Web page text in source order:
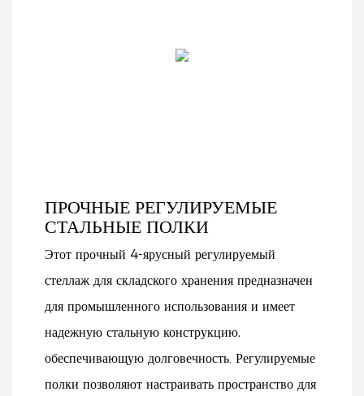
ПРОЧНЫЕ РЕГУЛИРУЕМЫЕ
СТАЛЬНЫЕ ПОЛКИ
Этот прочный 4-ярусный регулируемый
стеллаж для складского хранения предназначен
для промышленного использования и имеет
надежную стальную конструкцию,
обеспечивающую долговечность. Регулируемые
полки позволяют настраивать пространство для